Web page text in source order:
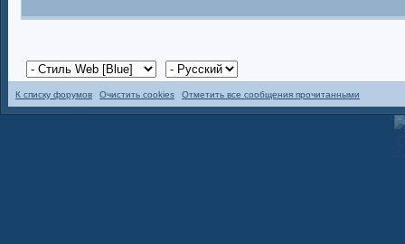
К списку форумов Очистить cookies Отметить все сообщения прочитанными